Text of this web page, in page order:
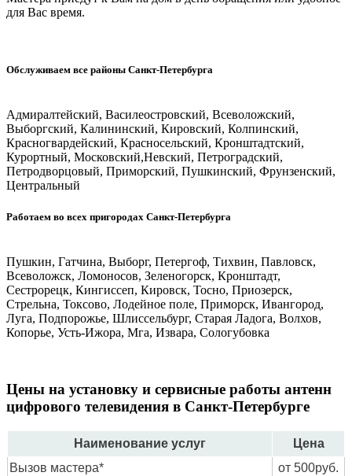
для Вас время.
Обслуживаем все районы Санкт-Петербурга
Адмиралтейский, Василеостровский, Всеволожский,
Выборгский, Калининский, Кировский, Колпинский,
Красногвардейский, Красносельский, Кронштадтский,
Курортный, Московский,Невский, Петроградский,
Петродворцовый, Приморский, Пушкинский, Фрунзенский,
Центральный
Работаем во всех пригородах Санкт-Петербурга
Пушкин, Гатчина, Выборг, Петергоф, Тихвин, Павловск,
Всеволожск, Ломоносов, Зеленогорск, Кронштадт,
Сестрорецк, Кингиссеп, Кировск, Тосно, Приозерск,
Стрельна, Токсово, Лодейное поле, Приморск, Ивангород,
Луга, Подпорожье, Шлиссельбург, Старая Ладога, Волхов,
Копорье, Усть-Ижора, Мга, Извара, Сологубовка
Цены на установку и сервисные работы антенн
цифрового телевидения в Санкт-Петербурге
Наименование услуг
Цена
Вызов мастера*
от 500руб.